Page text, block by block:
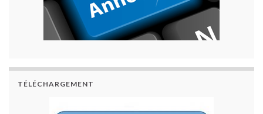
TÉLÉCHARGEMENT